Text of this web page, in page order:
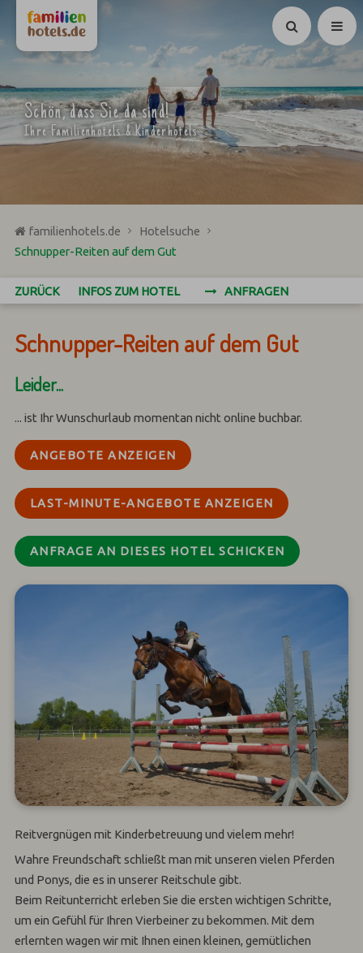
Suchen
Schön, dass Sie da sind!
Ihre Familienhotels & Kinderhotels
familienhotels.de
Hotelsuche
Schnupper-Reiten auf dem Gut
ZURÜCK INFOS ZUM HOTEL ANFRAGEN
Schnupper-Reiten auf dem Gut
Leider...
... ist Ihr Wunschurlaub momentan nicht online buchbar.
ANGEBOTE ANZEIGEN
LAST-MINUTE-ANGEBOTE ANZEIGEN
ANFRAGE AN DIESES HOTEL SCHICKEN
Reitvergnügen mit Kinderbetreuung und vielem mehr!
Wahre Freundschaft schließt man mit unseren vielen Pferden
und Ponys, die es in unserer Reitschule gibt.
Beim Reitunterricht erleben Sie die ersten wichtigen Schritte,
um ein Gefühl für Ihren Vierbeiner zu bekommen. Mit dem
erlernten wagen wir mit Ihnen einen kleinen, gemütlichen